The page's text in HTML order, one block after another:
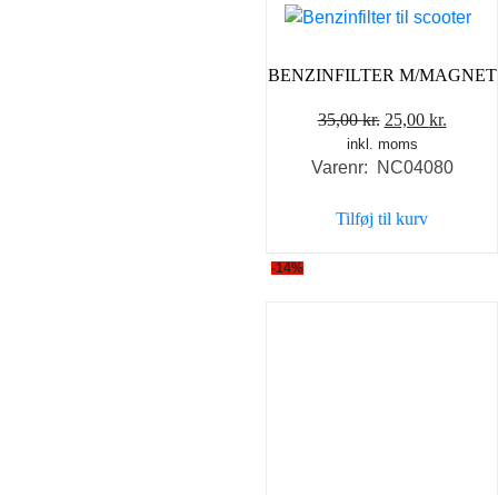
BENZINFILTER M/MAGNET
35,00kr. Den
oprindelige
pris
35,00 kr..
25,00 kr.Den
pris
inkl. moms
Varenr: NC04080
Tilføj til kurv
-14%